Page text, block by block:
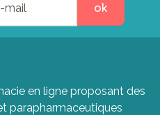
ok
en ligne proposant des
parapharmaceutiques